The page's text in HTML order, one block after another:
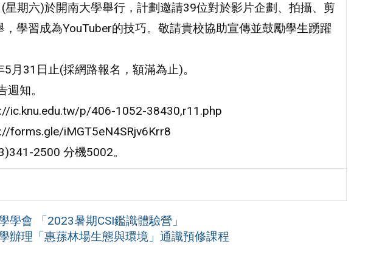
期六)於開南大學舉行，計劃邀請39位對於影片企劃、拍攝、剪
學習成為YouTuber的技巧。敬請貴校協助宣傳並鼓勵學生踴躍
月31日止(採網路報名，額滿為止)。
知。
ic.knu.edu.tw/p/406-1052-38430,r11.php
forms.gle/iMGT5eN4SRjv6Krr8
2500 分機5002。
學會 「2023暑期CSI鑑識體驗營」
辦理「惠蓀林場生態與環境」通識預修課程